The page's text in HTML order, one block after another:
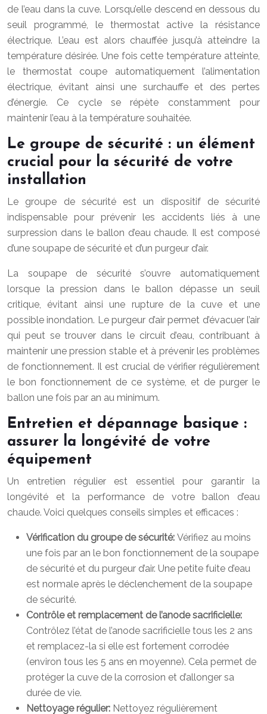
de l’eau dans la cuve. Lorsqu’elle descend en dessous du
seuil programmé, le thermostat active la résistance
électrique. L’eau est alors chauffée jusqu’à atteindre la
température désirée. Une fois cette température atteinte,
le thermostat coupe automatiquement l’alimentation
électrique, évitant ainsi une surchauffe et des pertes
d’énergie. Ce cycle se répète constamment pour
maintenir l’eau à la température souhaitée.
Le groupe de sécurité : un élément
crucial pour la sécurité de votre
installation
Le groupe de sécurité est un dispositif de sécurité
indispensable pour prévenir les accidents liés à une
surpression dans le ballon d’eau chaude. Il est composé
d’une soupape de sécurité et d’un purgeur d’air.
La soupape de sécurité s’ouvre automatiquement
lorsque la pression dans le ballon dépasse un seuil
critique, évitant ainsi une rupture de la cuve et une
possible inondation. Le purgeur d’air permet d’évacuer l’air
qui peut se trouver dans le circuit d’eau, contribuant à
maintenir une pression stable et à prévenir les problèmes
de fonctionnement. Il est crucial de vérifier régulièrement
le bon fonctionnement de ce système, et de purger le
ballon une fois par an au minimum.
Entretien et dépannage basique :
assurer la longévité de votre
équipement
Un entretien régulier est essentiel pour garantir la
longévité et la performance de votre ballon d’eau
chaude. Voici quelques conseils simples et efficaces :
Vérification du groupe de sécurité: Vérifiez au moins
une fois par an le bon fonctionnement de la soupape
de sécurité et du purgeur d’air. Une petite fuite d’eau
est normale après le déclenchement de la soupape
de sécurité.
Contrôle et remplacement de l’anode sacrificielle:
Contrôlez l’état de l’anode sacrificielle tous les 2 ans
et remplacez-la si elle est fortement corrodée
(environ tous les 5 ans en moyenne). Cela permet de
protéger la cuve de la corrosion et d’allonger sa
durée de vie.
Nettoyage régulier: Nettoyez régulièrement